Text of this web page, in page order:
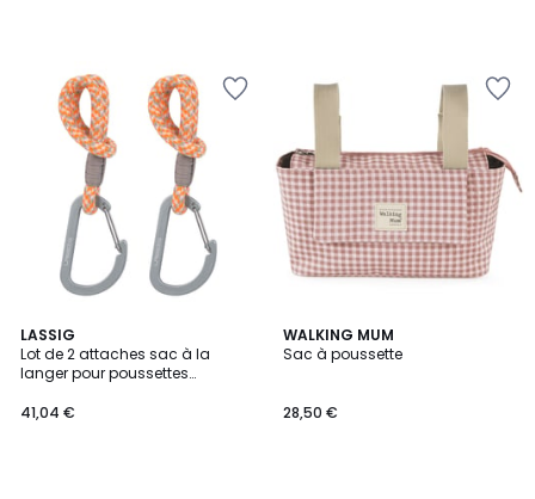
LASSIG
Lot de 2 attaches sac à la
langer pour poussettes
41,04 €
WALKING MUM
Sac à poussette
28,50 €